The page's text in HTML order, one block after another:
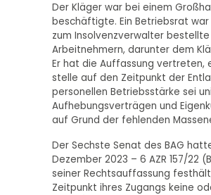
Der Kläger war bei einem
beschäftigte. Ein Betriebsrat
zum Insolvenzverwalter
Arbeitnehmern, darunter dem
Er hat die Auffassung vertreten,
stelle auf den Zeitpunkt der
personellen Betriebsstärke sei
Aufhebungsverträgen und
auf Grund der fehlenden
Der Sechste Senat des BAG
Dezember 2023 – 6 AZR 157/22
seiner Rechtsauffassung
Zeitpunkt ihres Zugangs keine